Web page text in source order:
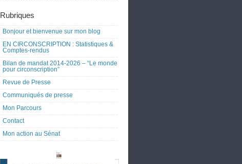
Rubriques
Bonjour et bienvenue sur mon blog
EN CIRCONSCRIPTION : Statistiques &
Comptes-rendus
Bilan de mandat 2014-2026 – “Le monde
pour circonscription”
Revue de Presse
Communiqués de presse
Mon Parcours
Contact
Mon action au Sénat